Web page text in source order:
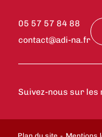
05 57 57 84 88
contact@adi-na.fr
Suivez-nous sur les